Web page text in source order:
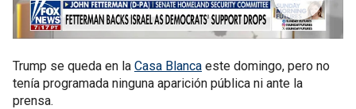
Trump se queda en la Casa Blanca este domingo, pero no
tenía programada ninguna aparición pública ni ante la
prensa.